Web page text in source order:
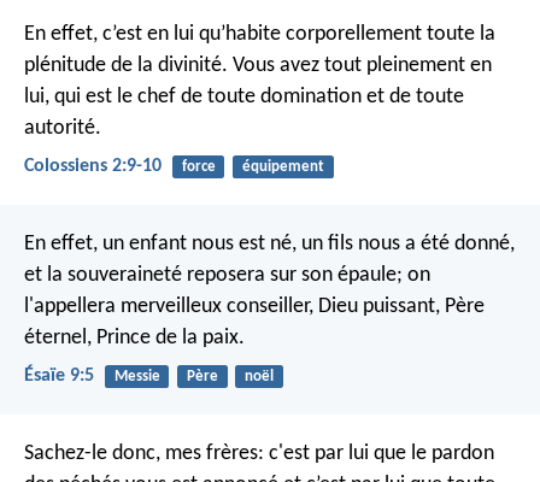
En effet, c’est en lui qu’habite corporellement toute la
plénitude de la divinité. Vous avez tout pleinement en
lui, qui est le chef de toute domination et de toute
autorité.
Colossiens 2:9-10 force équipement
En effet, un enfant nous est né, un fils nous a été donné,
et la souveraineté reposera sur son épaule; on
l'appellera merveilleux conseiller, Dieu puissant, Père
éternel, Prince de la paix.
Ésaïe 9:5 Messie Père noël
Sachez-le donc, mes frères: c'est par lui que le pardon